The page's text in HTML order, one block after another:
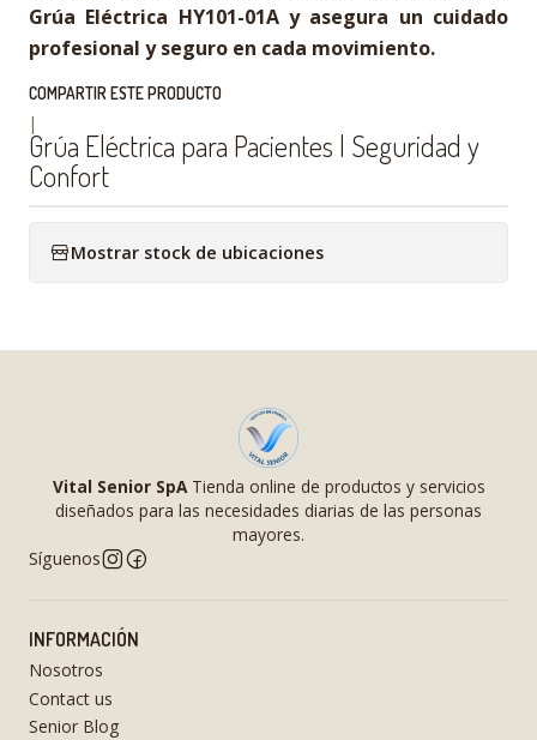
Grúa Eléctrica HY101-01A y asegura un cuidado
profesional y seguro en cada movimiento.
COMPARTIR ESTE PRODUCTO
|
Grúa Eléctrica para Pacientes | Seguridad y
Confort
Mostrar stock de ubicaciones
Vital Senior SpATienda online de productos y servicios
diseñados para las necesidades diarias de las personas
mayores.
Síguenos
INFORMACIÓN
Nosotros
Contact us
Senior Blog